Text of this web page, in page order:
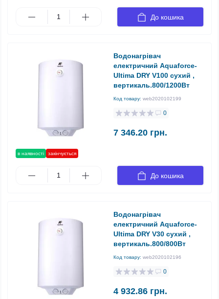
До кошика
в наявності закінчується
Водонагрівач
електричний Aquaforce-
Ultima DRY V100 сухий ,
вертикаль.800/1200Вт
Код товару: web2020102199
0
7 346.20 грн.
До кошика
Водонагрівач
електричний Aquaforce-
Ultima DRY V30 сухий ,
вертикаль.800/800Вт
Код товару: web2020102196
0
4 932.86 грн.